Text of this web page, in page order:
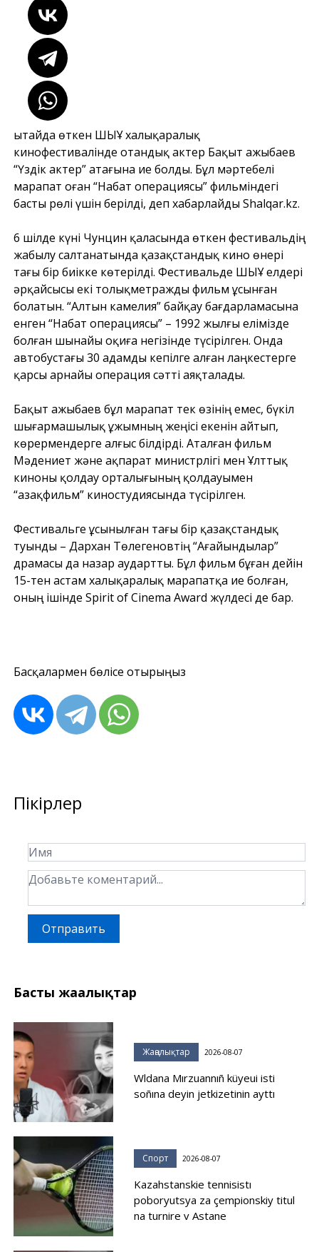
Қытайда өткен ШЫҰ халықаралық
кинофестивалінде отандық актер Бақыт Қажыбаев
“Үздік актер” атағына ие болды. Бұл мәртебелі
марапат оған “Набат операциясы” фильміндегі
басты рөлі үшін берілді, деп хабарлайды Shalqar.kz.
6 шілде күні Чунцин қаласында өткен фестивальдің
жабылу салтанатында қазақстандық кино өнері
тағы бір биікке көтерілді. Фестивальде ШЫҰ елдері
әрқайсысы екі толықметражды фильм ұсынған
болатын. “Алтын камелия” байқау бағдарламасына
енген “Набат операциясы” – 1992 жылғы елімізде
болған шынайы оқиға негізінде түсірілген. Онда
автобустағы 30 адамды кепілге алған лаңкестерге
қарсы арнайы операция сәтті аяқталады.
Бақыт Қажыбаев бұл марапат тек өзінің емес, бүкіл
шығармашылық ұжымның жеңісі екенін айтып,
көрермендерге алғыс білдірді. Аталған фильм
Мәдениет және ақпарат министрлігі мен Ұлттық
киноны қолдау орталығының қолдауымен
“Қазақфильм” киностудиясында түсірілген.
Фестивальге ұсынылған тағы бір қазақстандық
туынды – Дархан Төлегеновтің “Ағайындылар”
драмасы да назар аудартты. Бұл фильм бұған дейін
15-тен астам халықаралық марапатқа ие болған,
оның ішінде Spirit of Cinema Award жүлдесі де бар.
Басқалармен бөлісе отырыңыз
Пікірлер
Отправить
Басты жаңалықтар
Жаңалықтар 2026-08-07
Wldana Mırzuannıñ küyeui isti
soñına deyin jetkizetinin ayttı
Спорт 2026-08-07
Kazahstanskie tennisistı
poboryutsya za çempionskiy titul
na turnire v Astane